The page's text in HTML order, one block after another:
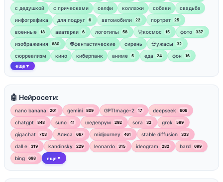
с дедушкой
с прическами селфи коллажи собаки
свадьба
инфографика
для подруг 6 автомобили 22 портрет 25
военные 18 аватарки 6 логотипы 58 🚀космос 15 фото 337
изображения 680 👽фантастические сирень 💀ужасы 32
сюрреализм кино киберпанк аниме 5 еда 24 фон 16
еще ▼
🤖 Нейросети:
nano banana 201 gemini 809 GPTImage-2 17 deepseek 606
chatgpt 848 suno 41 шедеврум 292 sora 32 grok 589
gigachat 703 Алиса 667 midjourney 461 stable diffusion 333
dall e 319 kandinsky 229 leonardo 315 ideogram 282 bard 699
bing 698 еще ▼